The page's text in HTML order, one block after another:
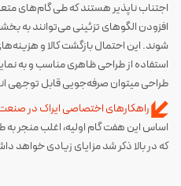
اجتناب ناپذیر هستند که طی گام‌های
افزودن الگوهای تزئینی می‌توانند به
شوند. این احتمال بازگشت کالا و
استفاده از طراحی ظاهری مناسب و به
طراحی میتوان صرفه‌جویی قابل توجهی
راهکارهای اختصاصی ایراک در
اساس این هفت گام اولیه، اغلب منجر
که در بالا ذکر شد مزایای زیادی خواهد